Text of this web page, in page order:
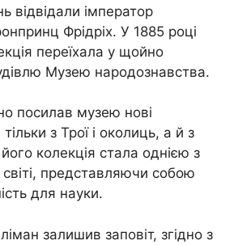
відвідали імператор
Фрідріх. У 1885 році
переїхала у щойно
Музею народознавства.
посилав музею нові
з Трої і околиць, а й з
колекція стала однією з
представляючи собою
для науки.
залишив заповіт, згідно з